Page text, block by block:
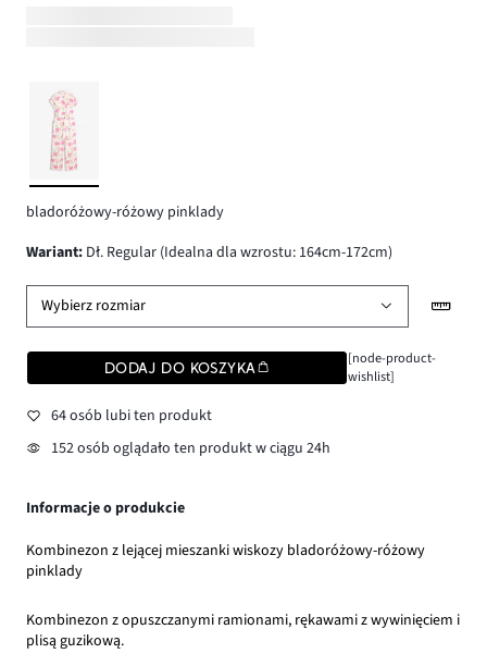
bladoróżowy-różowy pinklady
wariant: Dł. Regular (Idealna dla wzrostu: 164cm-172cm)
Wybierz rozmiar
DODAJ DO KOSZYKA
[node-product-
wishlist]
64 osób lubi ten produkt
152 osób oglądało ten produkt w ciągu 24h
Informacje o produkcie
Kombinezon z lejącej mieszanki wiskozy bladoróżowy-różowy
pinklady
Kombinezon z opuszczanymi ramionami, rękawami z wywinięciem i
plisą guzikową.